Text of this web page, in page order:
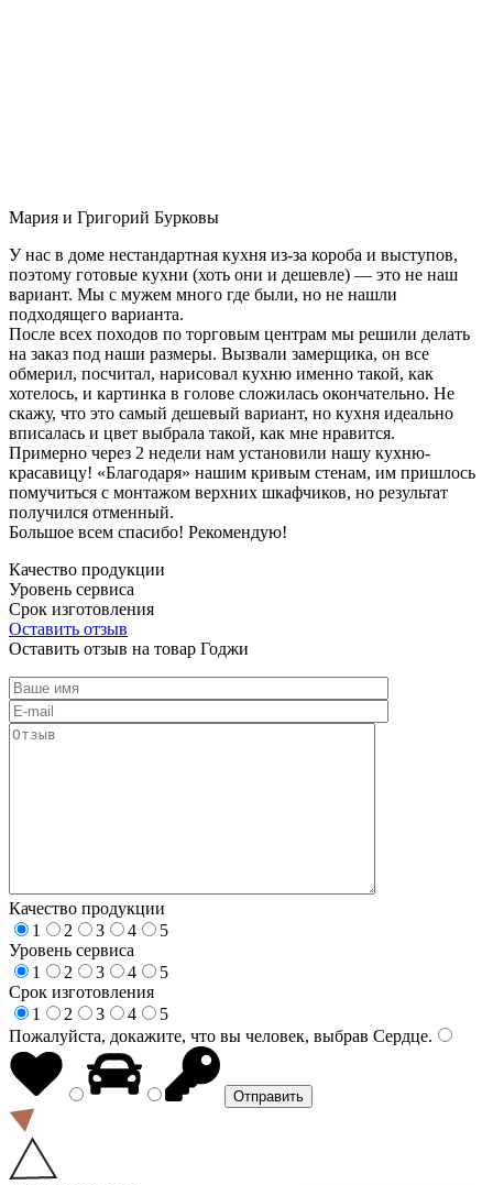
Мария и Григорий Бурковы
У нас в доме нестандартная кухня из-за короба и выступов,
поэтому готовые кухни (хоть они и дешевле) — это не наш
вариант. Мы с мужем много где были, но не нашли
подходящего варианта.
После всех походов по торговым центрам мы решили делать
на заказ под наши размеры. Вызвали замерщика, он все
обмерил, посчитал, нарисовал кухню именно такой, как
хотелось, и картинка в голове сложилась окончательно. Не
скажу, что это самый дешевый вариант, но кухня идеально
вписалась и цвет выбрала такой, как мне нравится.
Примерно через 2 недели нам установили нашу кухню-
красавицу! «Благодаря» нашим кривым стенам, им пришлось
помучиться с монтажом верхних шкафчиков, но результат
получился отменный.
Большое всем спасибо! Рекомендую!
Качество продукции
Уровень сервиса
Срок изготовления
Оставить отзыв
Оставить отзыв на товар Годжи
Качество продукции
1
2 3 4
5
Уровень сервиса
1
2 3 4
5
Срок изготовления
1
2 3 4
5
Пожалуйста, докажите, что вы человек, выбрав Сердце.